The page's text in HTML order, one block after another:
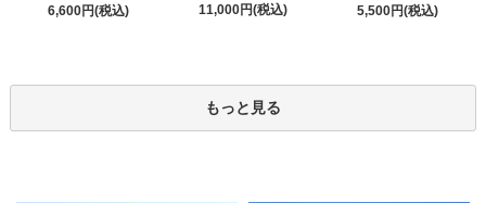
6,600円(税込)
11,000円(税込)
5,500円(税込)
もっと見る